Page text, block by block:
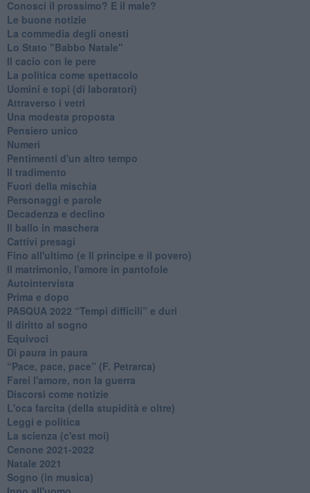
Conosci il prossimo? E il male?
Le buone notizie
La commedia degli onesti
Lo Stato "Babbo Natale"
Il cacio con le pere
La politica come spettacolo
Uomini e topi (di laboratori)
Attraverso i vetri
Una modesta proposta
Pensiero unico
Numeri
Pentimenti d'un altro tempo
Il tradimento
Fuori della mischia
Personaggi e parole
Decadenza e declino
Il ballo in maschera
Cattivi presagi
Fino all'ultimo (e Il principe e il povero)
Il matrimonio, l'amore in pantofole
Autointervista
Prima e dopo
​PASQUA 2022 “Tempi difficili” e duri
Il diritto al sogno
Equivoci
Di paura in paura
​“Pace, pace, pace” (F. Petrarca)
Farei l'amore, non la guerra
Discorsi come notizie
L'oca farcita (della stupidità e oltre)
Leggi e politica
La scienza (c'est moi)
Cenone 2021-2022
Natale 2021
Sogno (in musica)